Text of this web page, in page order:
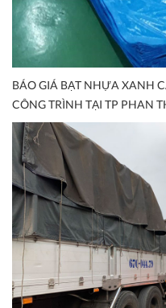
BÁO GIÁ BẠT NHỰA XANH
CÔNG TRÌNH TẠI TP PHAN